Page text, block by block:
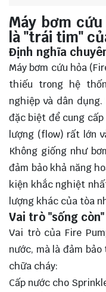
Máy bơm
là "trái tim"
Định nghĩa
Máy bơm cứu hỏa
thiếu trong hệ
nghiệp và dân
đặc biệt để cung
lượng (flow) rất lớn
Không giống như
đảm bảo khả năng
kiện khắc nghiệt
lượng khác của tòa
Vai trò "sống
Vai trò của Fire
nước, mà là đảm
chữa cháy:
Cấp nước cho